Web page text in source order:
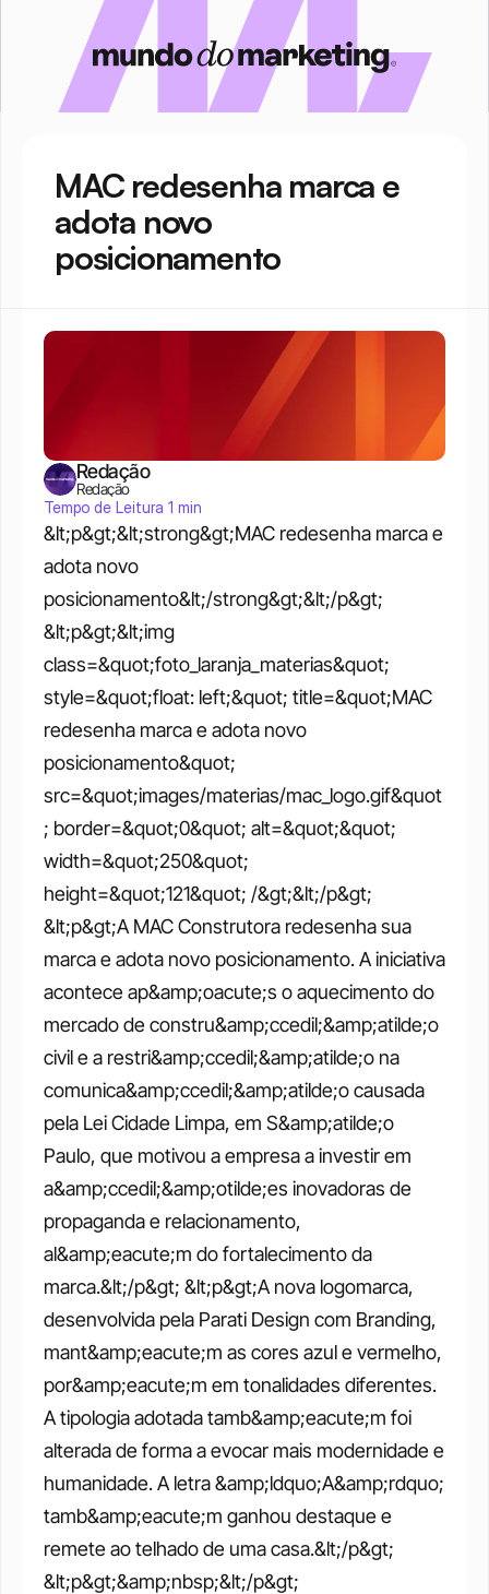
MAC redesenha marca e
adota novo
posicionamento
&lt;p&gt;&lt;strong&gt;MAC redesenha marca e
adota novo
posicionamento&lt;/strong&gt;&lt;/p&gt;
&lt;p&gt;&lt;img
class=&quot;foto_laranja_materias&quot;
style=&quot;float: left;&quot; title=&quot;MAC
redesenha marca e adota novo
posicionamento&quot;
src=&quot;images/materias/mac_logo.gif&quot
; border=&quot;0&quot; alt=&quot;&quot;
width=&quot;250&quot;
height=&quot;121&quot; /&gt;&lt;/p&gt;
&lt;p&gt;A MAC Construtora redesenha sua
marca e adota novo posicionamento. A iniciativa
acontece ap&amp;oacute;s o aquecimento do
mercado de constru&amp;ccedil;&amp;atilde;o
civil e a restri&amp;ccedil;&amp;atilde;o na
comunica&amp;ccedil;&amp;atilde;o causada
pela Lei Cidade Limpa, em S&amp;atilde;o
Paulo, que motivou a empresa a investir em
a&amp;ccedil;&amp;otilde;es inovadoras de
propaganda e relacionamento,
al&amp;eacute;m do fortalecimento da
marca.&lt;/p&gt; &lt;p&gt;A nova logomarca,
desenvolvida pela Parati Design com Branding,
mant&amp;eacute;m as cores azul e vermelho,
por&amp;eacute;m em tonalidades diferentes.
A tipologia adotada tamb&amp;eacute;m foi
alterada de forma a evocar mais modernidade e
humanidade. A letra &amp;ldquo;A&amp;rdquo;
tamb&amp;eacute;m ganhou destaque e
remete ao telhado de uma casa.&lt;/p&gt;
&lt;p&gt;&amp;nbsp;&lt;/p&gt;
Redação
Redação
Tempo de Leitura 1 min